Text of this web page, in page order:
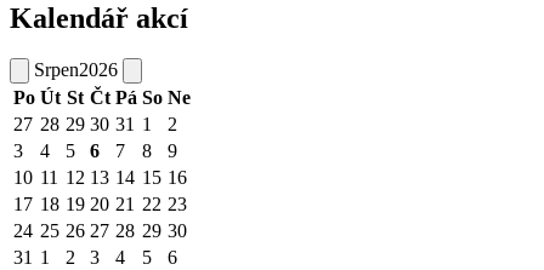
Kalendář akcí
Srpen2026
Po Út St Čt Pá So Ne
27 28 29 30 31 1
2
3
4 5 6 7 8
9
10 11 12 13 14 15 16
17 18 19 20 21 22 23
24 25 26 27 28 29 30
31 1 2 3 4 5 6